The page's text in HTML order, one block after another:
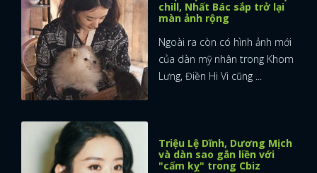
chill, Nhất Bác sắp trở lại
màn ảnh rộng
Ngoài ra còn có hình ảnh mới
của dàn mỹ nhân trong Khom
Lưng, Điền Hi Vi cũng ...
Triệu Lệ Dĩnh, Dương Mịch
và dàn sao gắn liền với
"cấm kỵ" trong Cbiz